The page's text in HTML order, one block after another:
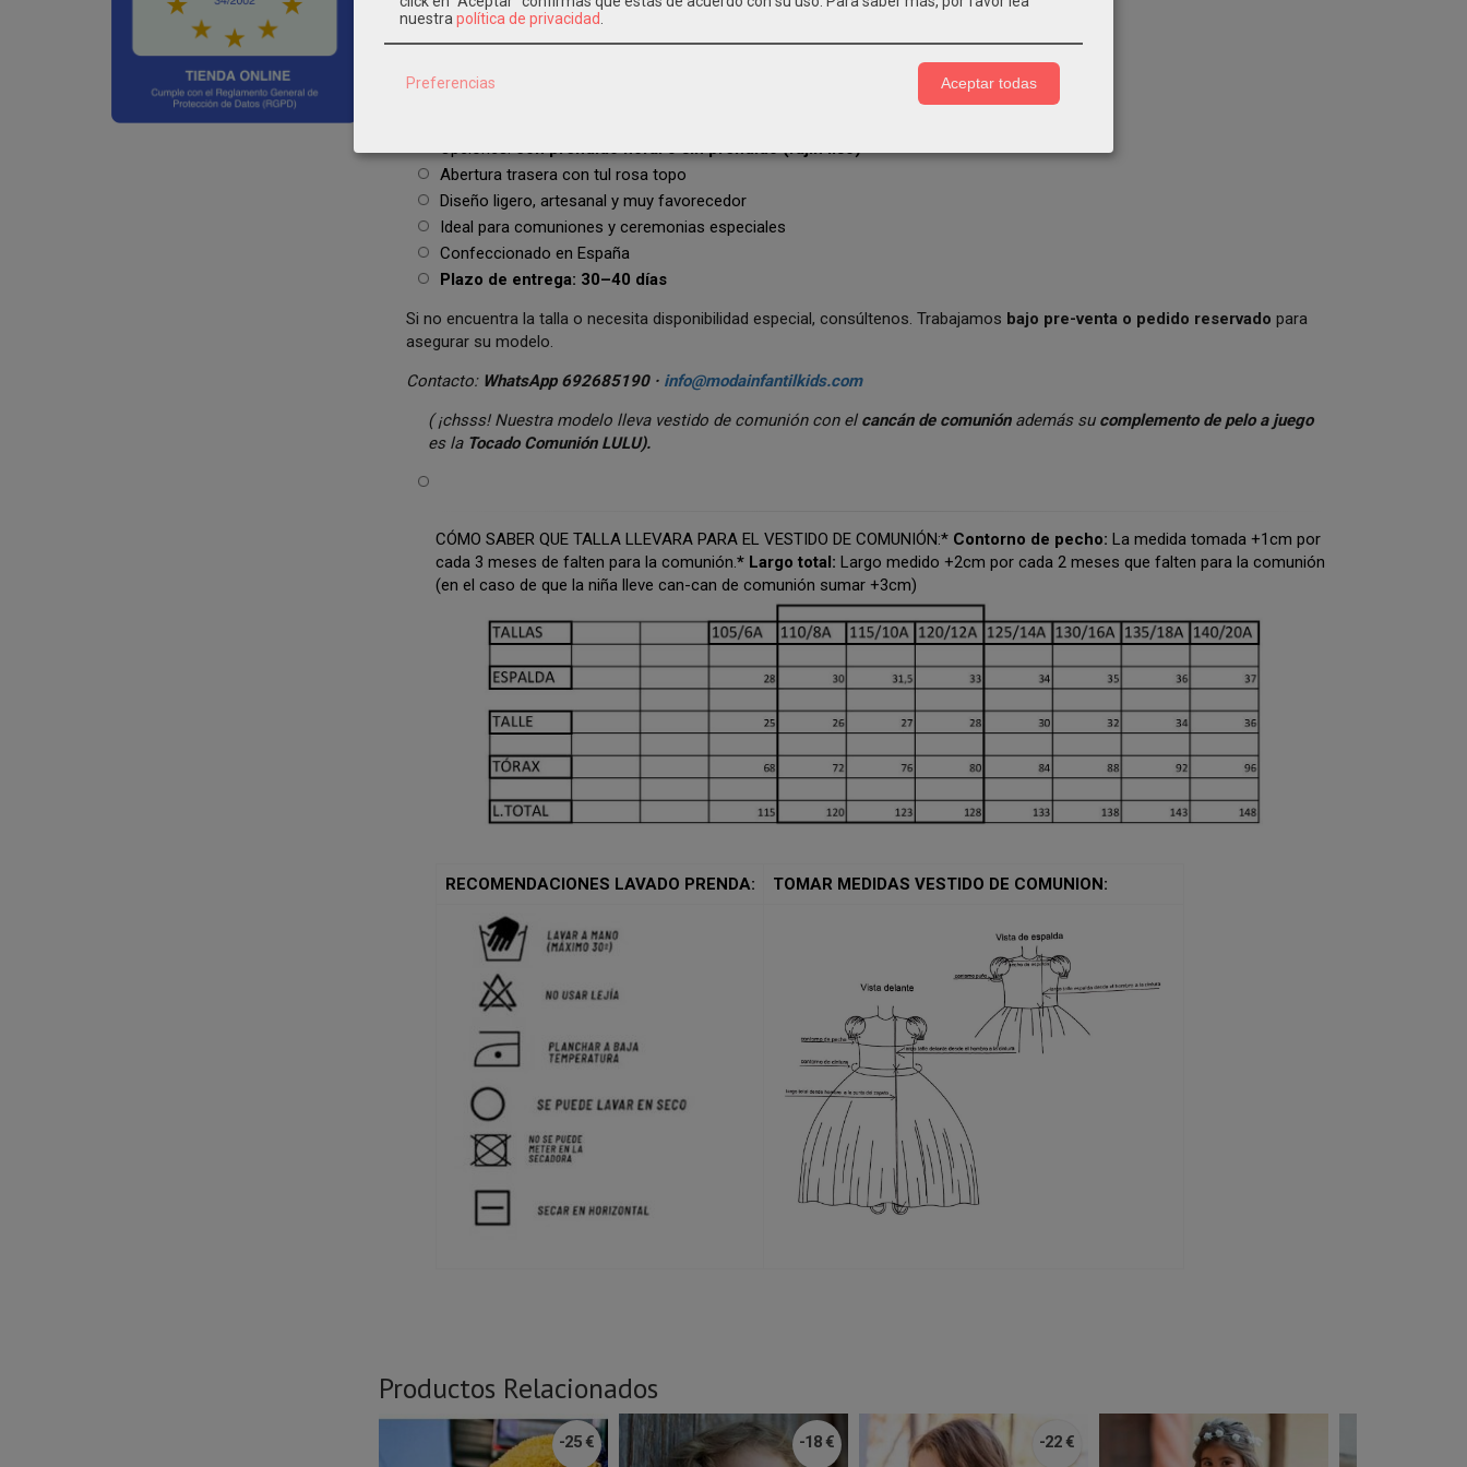
Vestido corto de Comunión colección Lulú 2026
Marca:Eva Martínez Artesanía
Abertura trasera con tul rosa topo
Diseño ligero, artesanal y muy favorecedor
Ideal para comuniones y ceremonias especiales
Confeccionado en España
Plazo de entrega: 30–40 días
Si no encuentra la talla o necesita disponibilidad especial, consúltenos. Trabajamos bajo pre-venta o pedido reservado para
asegurar su modelo.
Contacto: WhatsApp 692685190 · info@modainfantilkids.com
( ¡chsss! Nuestra modelo lleva vestido de comunión con el cancán de comuniónademás su complemento de pelo a juego
es laTocado Comunión LULU).
CÓMO SABER QUE TALLA LLEVARA PARA EL VESTIDO DE COMUNIÓN:* Contorno de pecho: La medida tomada +1cm por
cada 3 meses de falten para la comunión.* Largo total:Largo medido +2cm por cada 2 meses que falten para la comunión
(en el caso de que la niña lleve can-can de comunión sumar +3cm)
RECOMENDACIONES LAVADO PRENDA: TOMAR MEDIDAS VESTIDO DE COMUNION:
Productos Relacionados
-25 € -18 € -22 €
nuestra política de privacidad
Preferencias Aceptar todas